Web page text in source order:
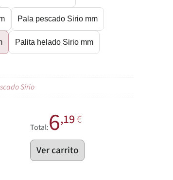
Pala pescado Sirio mm
Palita helado Sirio mm
Sirio
Total:6,19€
Ver carrito